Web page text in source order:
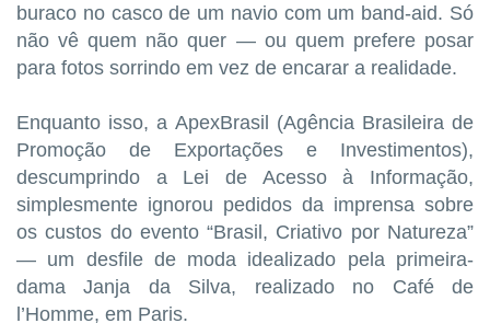
buraco no casco de um navio com um band-aid. Só
não vê quem não quer — ou quem prefere posar
para fotos sorrindo em vez de encarar a realidade.
Enquanto isso, a ApexBrasil (Agência Brasileira de
Promoção de Exportações e Investimentos),
descumprindo a Lei de Acesso à Informação,
simplesmente ignorou pedidos da imprensa sobre
os custos do evento “Brasil, Criativo por Natureza”
— um desfile de moda idealizado pela primeira-
dama Janja da Silva, realizado no Café de
l’Homme, em Paris.